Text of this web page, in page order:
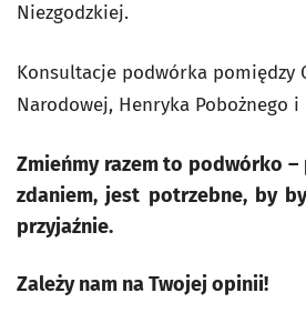
Niezgodzkiej.
Konsultacje podwórka pomiędzy
Narodowej, Henryka Pobożnego i
Zmieńmy razem to podwórko –
zdaniem, jest potrzebne, by
przyjaźnie.
Zależy nam na Twojej opinii!